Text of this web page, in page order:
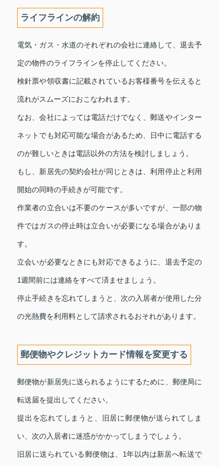
ライフラインの解約
電気・ガス・水道のそれぞれの会社に連絡して、退去予
定の物件のライフラインを停止してください。
検針票や領収書に記載されているお客様番号を伝えると
流れがスムーズにおこなわれます。
なお、会社によっては電話だけでなく、郵送やインター
ネットでも対応可能な場合があるため、日中に電話する
のが難しいときは電話以外の方法を検討しましょう。
もし、新居先の契約会社が同じときは、利用停止と利用
開始の同時の手続きが可能です。
作業者の立合いは不要のケースが多いですが、一部の物
件ではガスの停止時は立合いが必要になる場合がありま
す。
立会いが必要なときにも対応できるように、退去予定の
1週間前には連絡をすべて済ませましょう。
停止手続きを忘れてしまうと、次の入居者が使用した分
の光熱費を利用料として請求されるおそれがあります。
郵便物やクレジットカード情報を変更する
郵便物が新居先に送られるようにするために、郵便局に
転送届を提出してください。
提出を忘れてしまうと、旧居に郵便物が送られてしま
い、次の入居者に迷惑がかかってしまうでしょう。
旧居に送られている郵便物は、1年以内は新居へ転送で